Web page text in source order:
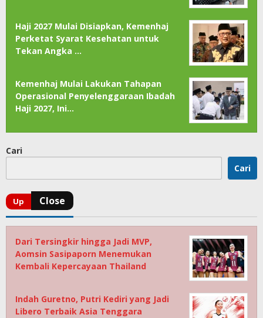
Haji 2027 Mulai Disiapkan, Kemenhaj
Perketat Syarat Kesehatan untuk
Tekan Angka …
Kemenhaj Mulai Lakukan Tahapan
Operasional Penyelenggaraan Ibadah
Haji 2027, Ini…
Cari
Cari
Dari Tersingkir hingga Jadi MVP,
Aomsin Sasipaporn Menemukan
Kembali Kepercayaan Thailand
Indah Guretno, Putri Kediri yang Jadi
Libero Terbaik Asia Tenggara